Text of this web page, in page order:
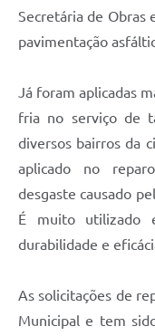
Secretária de Obras
pavimentação
Já foram aplicadas
fria no serviço de
diversos bairros da
aplicado no
desgaste causado
É muito utilizado
durabilidade e
As solicitações de
Municipal e tem